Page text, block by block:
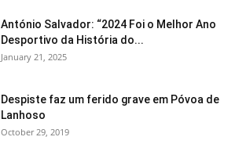
António Salvador: “2024 Foi o Melhor Ano
Desportivo da História do...
January 21, 2025
Despiste faz um ferido grave em Póvoa de
Lanhoso
October 29, 2019